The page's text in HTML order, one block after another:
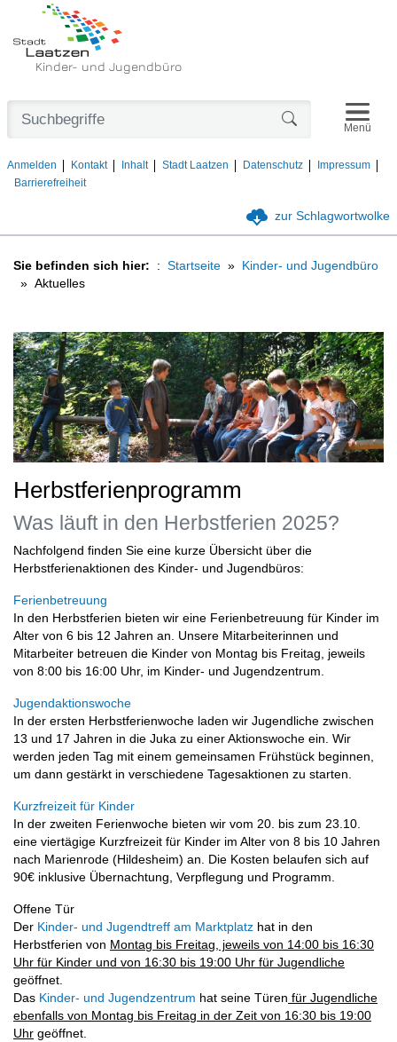
Kinder- und Jugendbüro
Anmelden Kontakt Inhalt Stadt Laatzen Datenschutz
Impressum
Barrierefreiheit
Menü
zur Schlagwortwolke
Sie befinden sich hier: Startseite
Kinder- und Jugendbüro
Aktuelles
Herbstferienprogramm
Was läuft in den Herbstferien 2025?
Nachfolgend finden Sie eine kurze Übersicht über die
Herbstferienaktionen des Kinder- und Jugendbüros:
Ferienbetreuung
In den Herbstferien bieten wir eine Ferienbetreuung für Kinder im
Alter von 6 bis 12 Jahren an. Unsere Mitarbeiterinnen und
Mitarbeiter betreuen die Kinder von Montag bis Freitag, jeweils
von 8:00 bis 16:00 Uhr, im Kinder- und Jugendzentrum.
Jugendaktionswoche
In der ersten Herbstferienwoche laden wir Jugendliche zwischen
13 und 17 Jahren in die Juka zu einer Aktionswoche ein. Wir
werden jeden Tag mit einem gemeinsamen Frühstück beginnen,
um dann gestärkt in verschiedene Tagesaktionen zu starten.
Kurzfreizeit für Kinder
In der zweiten Ferienwoche bieten wir vom 20. bis zum 23.10.
eine viertägige Kurzfreizeit für Kinder im Alter von 8 bis 10 Jahren
nach Marienrode (Hildesheim) an. Die Kosten belaufen sich auf
90€ inklusive Übernachtung, Verpflegung und Programm.
Offene Tür
Der Kinder- und Jugendtreff am Marktplatz hat in den
Herbstferien von Montag bis Freitag, jeweils von 14:00 bis 16:30
Uhr für Kinder und von 16:30 bis 19:00 Uhr für Jugendliche
geöffnet.
Das Kinder- und Jugendzentrum hat seine Türen für Jugendliche
ebenfalls von Montag bis Freitag in der Zeit von 16:30 bis 19:00
Uhr geöffnet.